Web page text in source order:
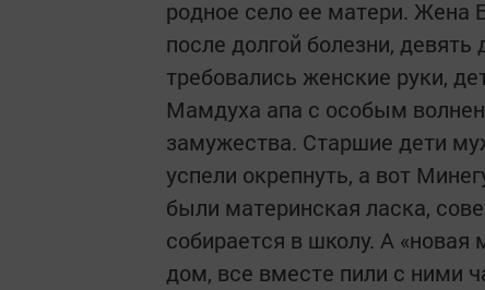
родное село ее матери. Жена
после долгой болезни,
требовались женские руки,
Мамдуха апа с особым
замужества. Старшие дети
успели окрепнуть, а вот
были материнская ласка,
собирается в школу. А
дом, все вместе пили с ними